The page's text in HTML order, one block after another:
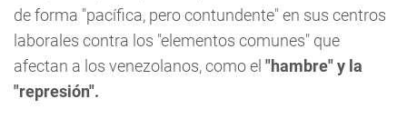
de forma "pacífica, pero contundente" en sus centros
laborales contra los "elementos comunes" que
afectan a los venezolanos, como el "hambre" y la
"represión".